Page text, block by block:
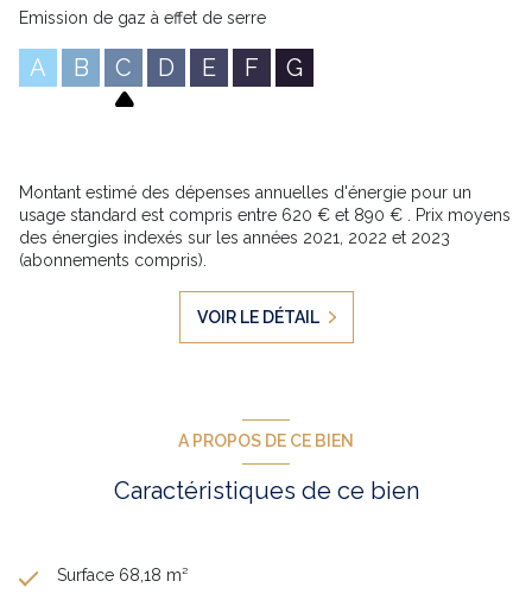
Emission de gaz à effet de serre
A B C D E F G
Montant estimé des dépenses annuelles d'énergie pour un
usage standard est compris entre 620 € et 890 € . Prix moyens
des énergies indexés sur les années 2021, 2022 et 2023
(abonnements compris).
VOIR LE DÉTAIL
A PROPOS DE CE BIEN
Caractéristiques de ce bien
Surface 68,18 m²